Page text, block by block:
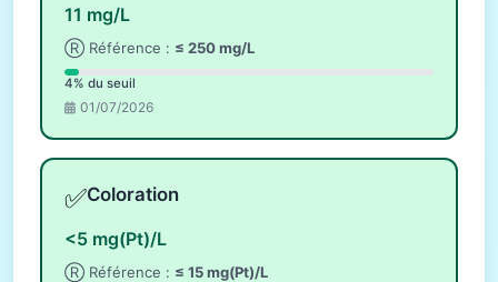
11 mg/L
Ⓡ Référence : ≤ 250 mg/L
4% du seuil
01/07/2026
✅Coloration
<5 mg(Pt)/L
Ⓡ Référence : ≤ 15 mg(Pt)/L